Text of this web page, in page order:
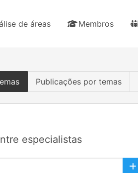
de áreas Membros
Publicações por temas
especialistas